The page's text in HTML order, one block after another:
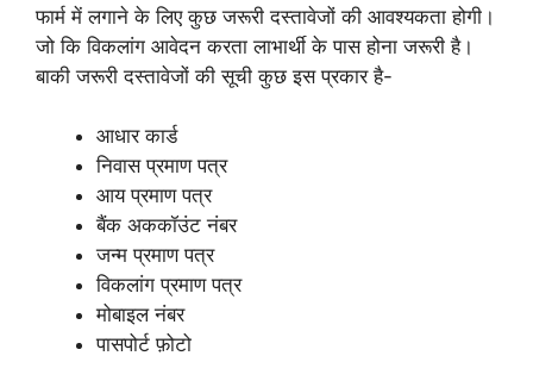
फार्म में लगाने के लिए कुछ जरूरी दस्तावेजों की आवश्यकता होगी।
जो कि विकलांग आवेदन करता लाभार्थी के पास होना जरूरी है।
बाकी जरूरी दस्तावेजों की सूची कुछ इस प्रकार है-
आधार कार्ड
निवास प्रमाण पत्र
आय प्रमाण पत्र
बैंक अककॉउंट नंबर
जन्म प्रमाण पत्र
विकलांग प्रमाण पत्र
मोबाइल नंबर
पासपोर्ट फ़ोटो